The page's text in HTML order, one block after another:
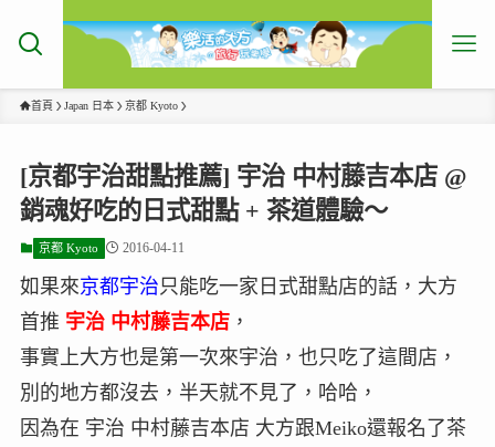
首頁 Japan 日本 京都 Kyoto
[京都宇治甜點推薦] 宇治 中村藤吉本店 @
銷魂好吃的日式甜點 + 茶道體驗～
京都 Kyoto 2016-04-11
如果來京都宇治只能吃一家日式甜點店的話，大方
首推 宇治 中村藤吉本店，
事實上大方也是第一次來宇治，也只吃了這間店，
別的地方都沒去，半天就不見了，哈哈，
因為在 宇治 中村藤吉本店 大方跟Meiko還報名了茶